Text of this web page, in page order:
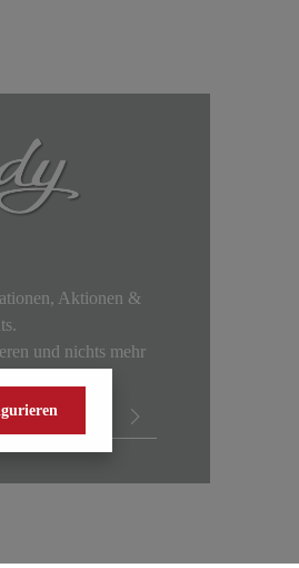
Aktionen &
und nichts mehr